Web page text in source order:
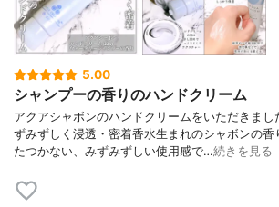
5.00
シャンプーの香りのハンドクリーム
アクアシャボンのハンドクリームをいただきま
ずみずしく浸透・密着香水生まれのシャボンの
たつかない、みずみずしい使用感で…続きを見る